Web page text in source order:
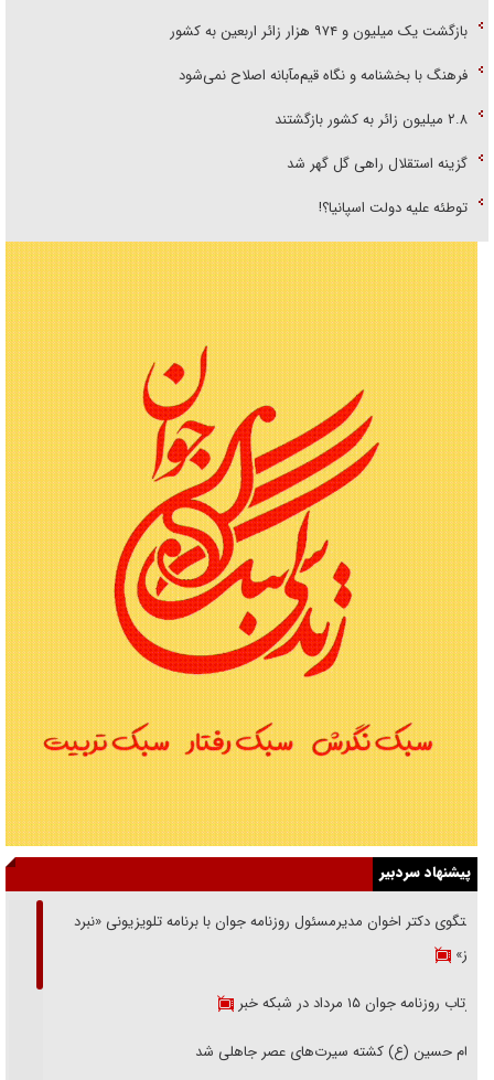
بازگشت یک میلیون و ۹۷۴ هزار زائر اربعین به کشور
فرهنگ با بخشنامه و نگاه قیم‌مآبانه اصلاح نمی‌شود
۲.۸ میلیون زائر به کشور بازگشتند
گزینه استقلال راهی گل گهر شد
توطئه علیه دولت اسپانیا؟!
پیشنهاد سردبیر
گفتگوی دکتر اخوان مدیرمسئول روزنامه جوان با برنامه تلویزیونی «نبرد
هرمز»
بازتاب روزنامه جوان ۱۵ مرداد در شبکه خبر
امام حسین (ع) کشته سیرت‌های عصر جاهلی شد